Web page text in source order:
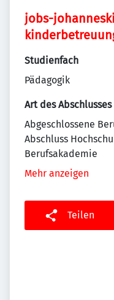
jobs-
Studienfach
Pädagogik
Art des Abschlusses
Abgeschlossene
Abschluss
Berufsakademie
Mehr anzeigen
Teilen